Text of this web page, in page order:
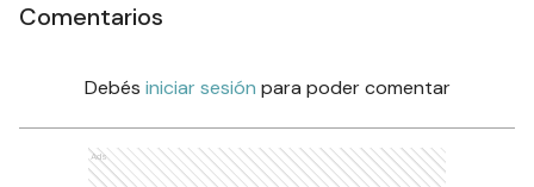
Comentarios
Debés iniciar sesión para poder comentar
Ads